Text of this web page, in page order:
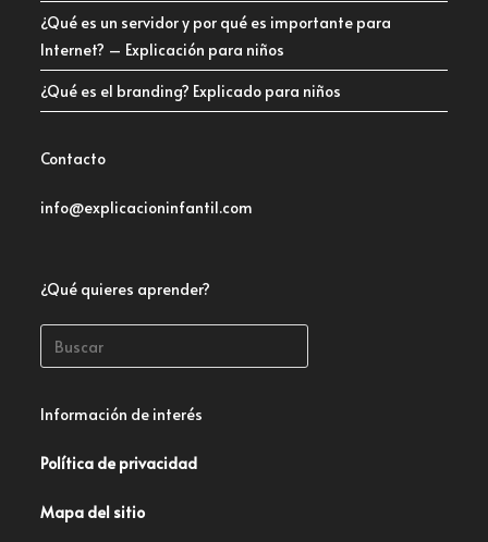
¿Qué es un servidor y por qué es importante para
Internet? – Explicación para niños
¿Qué es el branding? Explicado para niños
Contacto
info@explicacioninfantil.com
¿Qué quieres aprender?
Información de interés
Política de privacidad
Mapa del sitio